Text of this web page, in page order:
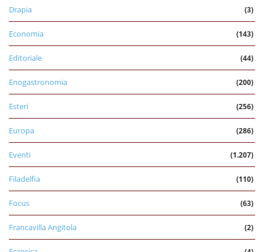
Drapia (3)
Economia (143)
Editoriale (44)
Enogastronomia (200)
Esteri (256)
Europa (286)
Eventi (1.207)
Filadelfia (110)
Focus (63)
Francavilla Angitola (2)